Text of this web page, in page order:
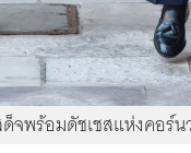
ด็จพร้อมดัชเชสแห่งคอร์